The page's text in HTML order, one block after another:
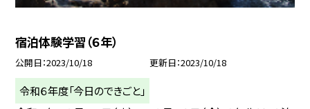
宿泊体験学習（６年）
公開日 2023/10/18 更新日 2023/10/18
令和６年度「今日のできごと」